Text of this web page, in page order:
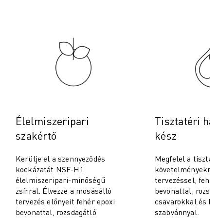
ROBOCUT HUZALOS EDM GÉPEK
ROBOCUT HARDVER
ROBOCUT SZOFTVER
ROBOCUT MEGELŐZŐ KARBANTARTÁS
ROBOCUT FENNTARTHATÓSÁG
INTELLIGENS GYÁRI MEGOLDÁSOK
INTELLIGENS GYÁRI MEGOLDÁSOK A TERMELÉS
TERMÉK REGISZTRÁCIÓ " FANUC PORTÁL
MEGOLDÁSOK
IPARÁGAK
MINDEN IPARÁG
REPÜLŐGÉP ÉS ŰRKUTATÁS
AUTÓGYÁRTÁS
Élelmiszeripari
szakértő
Kerülje el a szennyeződés
kockázatát NSF-H1
élelmiszeripari-minőségű
zsírral. Élvezze a mosásálló
tervezés előnyeit fehér epoxi
bevonattal, rozsdagátló
Tisztatéri
kész
Megfelel a
tervezéssel,
bevonattal,
csavarokkal és
szabvánnyal.